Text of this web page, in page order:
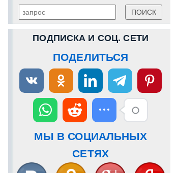
ПОДПИСКА И СОЦ. СЕТИ
ПОДЕЛИТЬСЯ
МЫ В СОЦИАЛЬНЫХ
СЕТЯХ